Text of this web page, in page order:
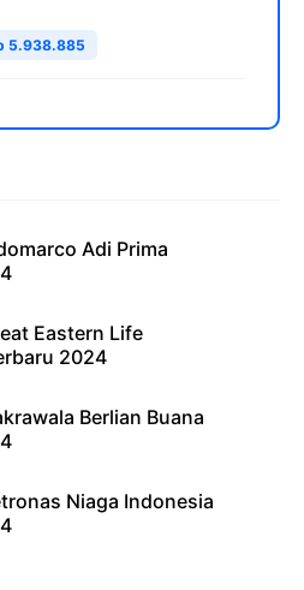
5.938.885
Adi Prima
Eastern Life
2024
Berlian Buana
Niaga Indonesia